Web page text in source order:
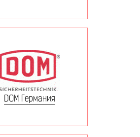
DOM Германия